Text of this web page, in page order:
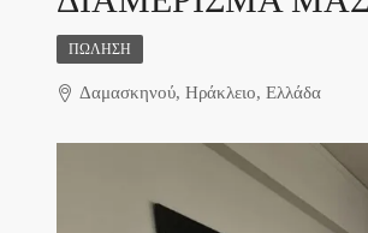
ΠΏΛΗΣΗ
Δαμασκηνού, Ηράκλειο, Ελλάδα